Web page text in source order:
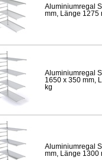
Aluminiumregal
mm, Länge 1275
Aluminiumregal
1650 x 350 mm,
kg
Aluminiumregal
mm, Länge 1300